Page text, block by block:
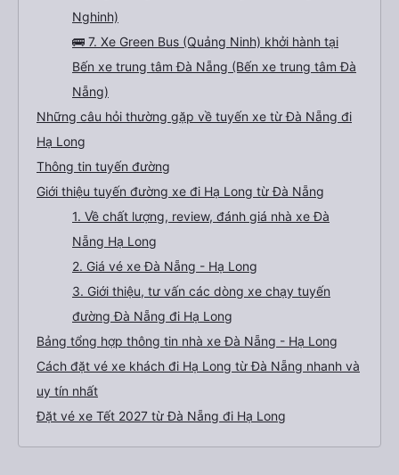
Nghinh)
🚌 7. Xe Green Bus (Quảng Ninh) khởi hành tại
Bến xe trung tâm Đà Nẵng (Bến xe trung tâm Đà
Nẵng)
Những câu hỏi thường gặp về tuyến xe từ Đà Nẵng đi
Hạ Long
Thông tin tuyến đường
Giới thiệu tuyến đường xe đi Hạ Long từ Đà Nẵng
1. Về chất lượng, review, đánh giá nhà xe Đà
Nẵng Hạ Long
2. Giá vé xe Đà Nẵng - Hạ Long
3. Giới thiệu, tư vấn các dòng xe chạy tuyến
đường Đà Nẵng đi Hạ Long
Bảng tổng hợp thông tin nhà xe Đà Nẵng - Hạ Long
Cách đặt vé xe khách đi Hạ Long từ Đà Nẵng nhanh và
uy tín nhất
Đặt vé xe Tết 2027 từ Đà Nẵng đi Hạ Long